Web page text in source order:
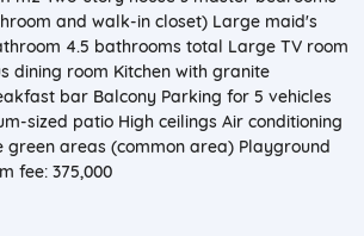
and walk-in closet) Large maid's
4.5 bathrooms total Large TV room
dining room Kitchen with granite
bar Balcony Parking for 5 vehicles
sized patio High ceilings Air conditioning
green areas (common area) Playground
fee: 375,000